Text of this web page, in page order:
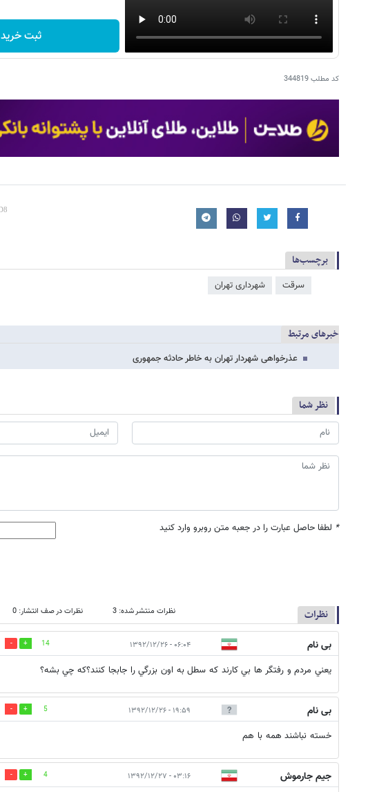
ثبت خرید
کد مطلب344819
برچسب‌ها
سرقت شهرداری تهران
خبرهای مرتبط
عذرخواهی شهردار تهران به خاطر حادثه جمهوری
نظر شما
* لطفا حاصل عبارت را در جعبه متن روبرو وارد کنید
نظرات نظرات منتشر شده: 3 نظرات در صف انتشار: 0
بی نام ۰۶:۰۴ - ۱۳۹۲/۱۲/۲۶ 14
يعني مردم و رفتگر ها بي كارند كه سطل به اون بزرگي را جابجا كنند؟كه چي بشه؟
بی نام ۱۹:۵۹ - ۱۳۹۲/۱۲/۲۶ 5
خسته نباشند همه با هم
جیم جارموش ۰۳:۱۶ - ۱۳۹۲/۱۲/۲۷ 4